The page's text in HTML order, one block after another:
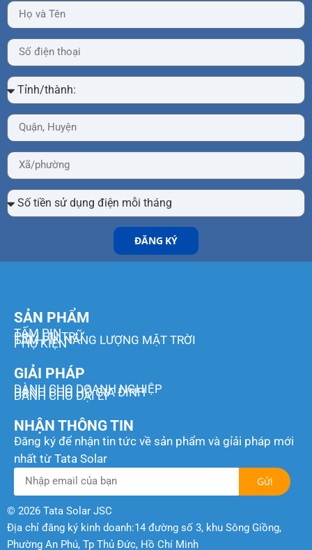
ĐĂNG KÝ
SẢN PHẨM
TẤM PIN
PIN LƯU TRỮ
TẤM PIN NĂNG LƯỢNG MẶT TRỜI
PHỤ KIỆN
GIẢI PHÁP
DÀNH CHO DOANH NGHIỆP
DÀNH CHO HỘ GIA ĐÌNH
DÀNH CHO ĐẠI LÝ
NHẬN THÔNG TIN
Đăng ký để nhận tin tức về sản phẩm và gỉải pháp mới
nhất từ Tata Solar
Gửi
© 2026 Tata Solar JSC
Địa chỉ đăng ký kinh doanh:14 đường số 3, khu Sông Giồng,
Phường An Phú, Tp Thủ Đức, Hồ Chí Minh